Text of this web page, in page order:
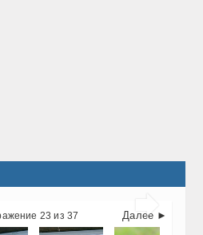

Далее ►
23 из 37